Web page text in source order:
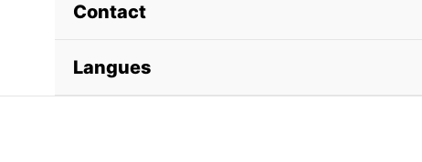
Contact
Langues